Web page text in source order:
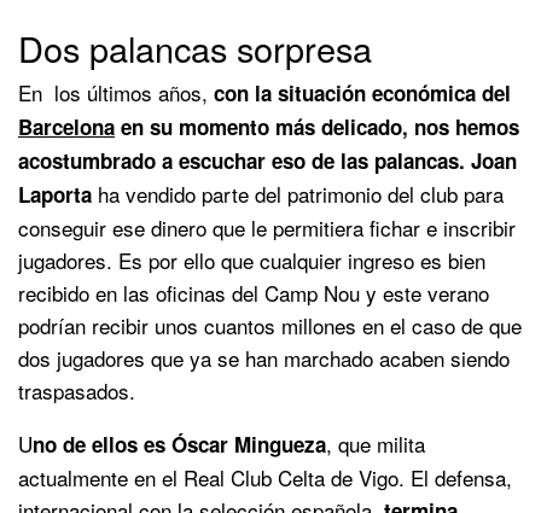
Dos palancas sorpresa
En los últimos años, con la situación económica del
Barcelona en su momento más delicado, nos hemos
acostumbrado a escuchar eso de las palancas. Joan
Laporta ha vendido parte del patrimonio del club para
conseguir ese dinero que le permitiera fichar e inscribir
jugadores. Es por ello que cualquier ingreso es bien
recibido en las oficinas del Camp Nou y este verano
podrían recibir unos cuantos millones en el caso de que
dos jugadores que ya se han marchado acaben siendo
traspasados.
Uno de ellos es Óscar Mingueza, que milita
actualmente en el Real Club Celta de Vigo. El defensa,